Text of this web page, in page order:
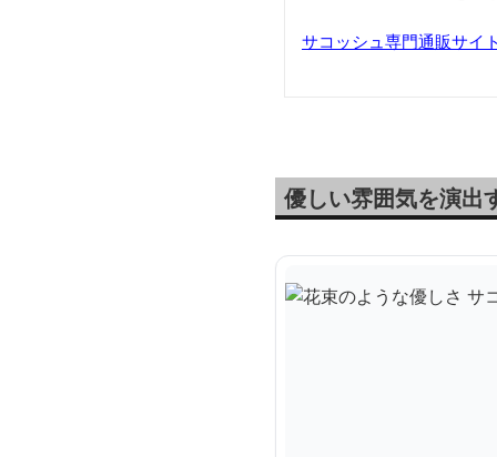
サコッシュ専門通販サイ
優しい雰囲気を演出